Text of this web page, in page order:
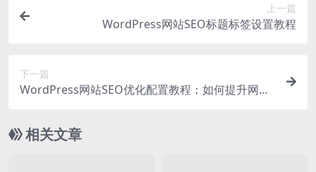
上一篇
WordPress网站SEO标题标签设置教程
下一篇
WordPress网站SEO优化配置教程：如何提升网站
相关文章